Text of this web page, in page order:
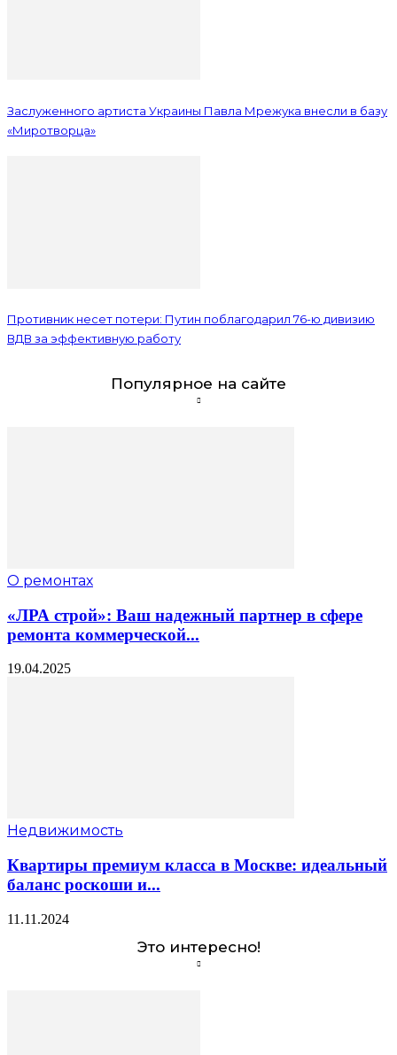
Заслуженного артиста Украины Павла Мрежука внесли в базу
«Миротворца»
Противник несет потери: Путин поблагодарил 76-ю дивизию
ВДВ за эффективную работу
Популярное на сайте
О ремонтах
«ЛРА строй»: Ваш надежный партнер в сфере
ремонта коммерческой...
19.04.2025
Недвижимость
Квартиры премиум класса в Москве: идеальный
баланс роскоши и...
11.11.2024
Это интересно!